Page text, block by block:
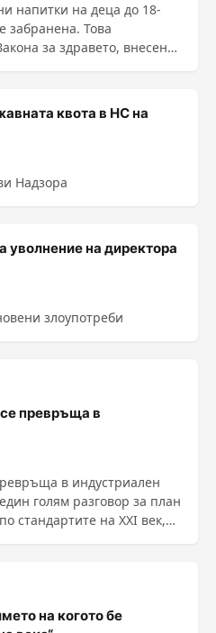
напитки на деца до 18-
забранена. Това
за здравето, внесени
квота в НС на
Надзора
уволнение на директора
злоупотреби
превръща в
в индустриален
голям разговор за план
стандартите на ХХІ век,
на когото бе